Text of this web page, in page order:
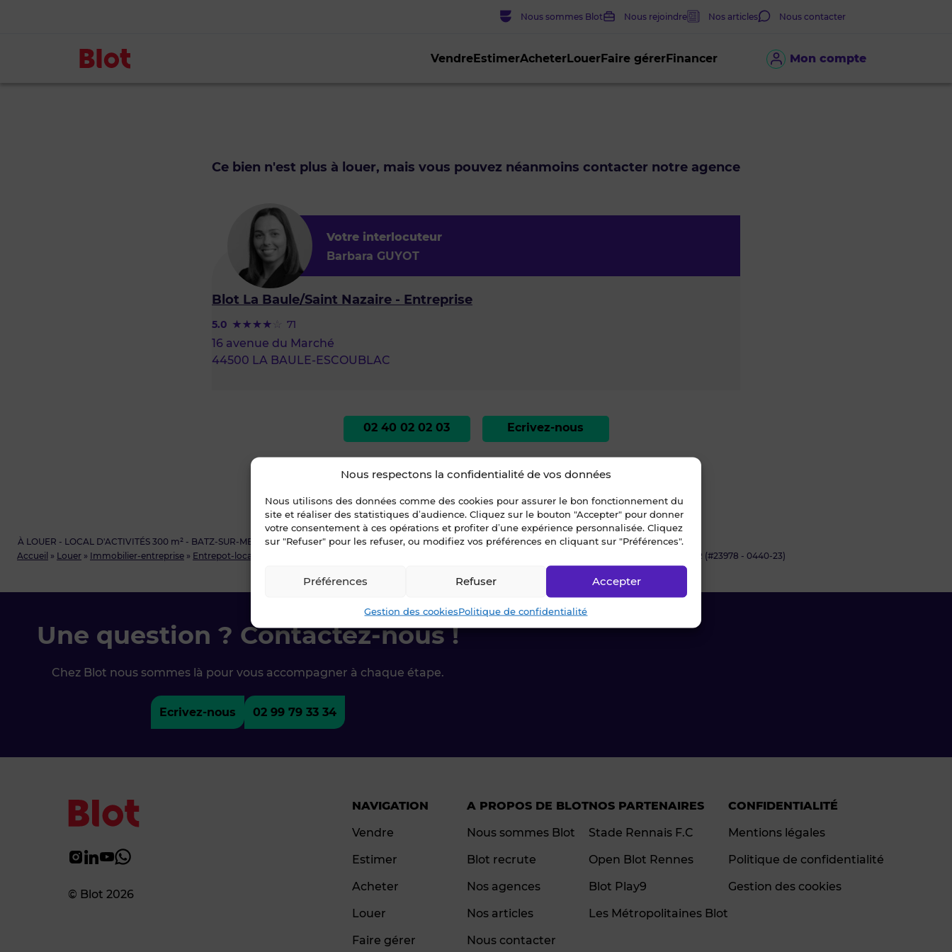
Nous respectons la confidentialité de vos données
Nous utilisons des données comme des cookies pour assurer le bon fonctionnement du
site et réaliser des statistiques d’audience. Cliquez sur le bouton "Accepter" pour donner
votre consentement à ces opérations et profiter d’une expérience personnalisée. Cliquez
sur "Refuser" pour les refuser, ou modifiez vos préférences en cliquant sur "Préférences".
Accepter
Refuser
Préférences
Gestion des cookiesPolitique de confidentialité
Mon compte
VendreEstimerAcheterLouerFaire gérerFinancer
Nous sommes Blot Nous rejoindre Nos articles Nous contacter
Accueil » Louer » Immobilier-entreprise » Entrepot-local-d-activite À LOUER - LOCAL D'ACTIVITÉS 300 m² - BATZ-SUR-MER (#23978 - 0440-23)
À LOUER - LOCAL D'ACTIVITÉS 300 m² - BATZ-SUR-MER
Ce bien n'est plus à louer, mais vous pouvez néanmoins contacter notre agence
Votre interlocuteur
Barbara GUYOT
Blot La Baule/Saint Nazaire - Entreprise
5.0 71
16 avenue du Marché
44500 LA BAULE-ESCOUBLAC
02 40 02 02 03 Ecrivez-nous
Une question ? Contactez-nous !
Chez Blot nous sommes là pour vous accompagner à chaque étape.
Ecrivez-nous 02 99 79 33 34
© Blot 2026
NAVIGATION
Vendre
Estimer
Acheter
Louer
Faire gérer
A PROPOS DE BLOT
Nous sommes Blot
Blot recrute
Nos agences
Nos articles
Nous contacter
NOS PARTENAIRES
Stade Rennais F.C
Open Blot Rennes
Blot Play9
Les Métropolitaines Blot
CONFIDENTIALITÉ
Mentions légales
Politique de confidentialité
Gestion des cookies